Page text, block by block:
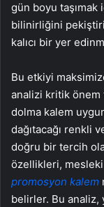
gün boyu taşımak
bilinirliğini
kalıcı bir yer
Bu etkiyi
analizi kritik önem
dolma kalem
dağıtacağı renkli
doğru bir tercih
özellikleri, mesleki
promosyon kalem
belirler. Bu analiz,